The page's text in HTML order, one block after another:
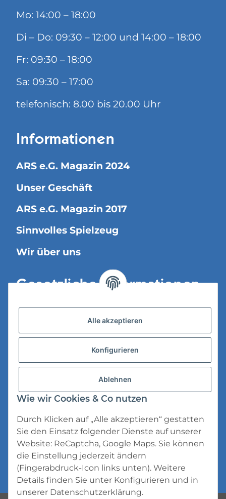
Mo: 14:00 – 18:00
Di – Do: 09:30 – 12:00 und 14:00 – 18:00
Fr: 09:30 – 18:00
Sa: 09:30 – 17:00
telefonisch: 8.00 bis 20.00 Uhr
Informationen
ARS e.G. Magazin 2024
Unser Geschäft
ARS e.G. Magazin 2017
Sinnvolles Spielzeug
Wir über uns
Gesetzliche Informationen
Versandinformationen
Datenschutz
Impressum
* Alle Preise inkl. gesetzlicher USt., zzgl.
Versand
Alle akzeptieren
Konfigurieren
Ablehnen
Wie wir Cookies & Co nutzen
Durch Klicken auf „Alle akzeptieren“ gestatten
Sie den Einsatz folgender Dienste auf unserer
Website: ReCaptcha, Google Maps. Sie können
die Einstellung jederzeit ändern
(Fingerabdruck-Icon links unten). Weitere
Details finden Sie unter Konfigurieren und in
unserer Datenschutzerklärung.